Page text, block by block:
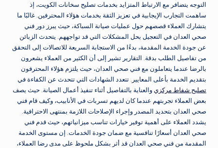
التوجه يتضافر مع الارتباط المتزايد بخدمات تصليح سخانات الكويت، إذ
ساهمت التجارب الإيجابية في تعزيز الثقة بخدمات هؤلاء المحترفين. غالبًا ما
يتشارك العملاء قصصهم حول عمليات صيانة السباكة، حيث يبرز دور فني
صحي العدان في التعجيل بحل المشكلات التي قد تواجههم. يتحدث الزبائن
عن جودة الخدمة المقدمة، بدءًا من الاستجابة السريعة للاتصالات إلى التحقق
من تفاصيل الطلب بدقة. التقارير تشير إلى أن الكثير من العملاء يشعرون
بالرضا عندما يتعاملون مع فني صحي العدان، حيث يلتزم هؤلاء المحترفون
بتقديم الخدمة بأعلى المعايير. تتعدد الشهادات التي تتحدث عن الكفاءة في
تصليح شفاط مركزيوالعناية بالتفاصيل أثناء تنفيذ أعمال الصيانة. حيث يصف
بعض العملاء تجربتهم عندما كان لديهم تسربات في الأنابيب، وكيف قام فني
صحي العدان بتحديد المصدر وإجراء الإصلاحات اللازمة بمنتهى الاحترافية.
يشدد العملاء على أهمية توفير خيارات تناسب ميزانياتهم، حيث قدم فني
صحي العدان أسعارًا تنافسية مع ضمان جودة الخدمات. إن مستوى الخدمة
المقدمة من فني صحي العدان قد أثر بشكل ملحوظ على مدى رضا العملاء،